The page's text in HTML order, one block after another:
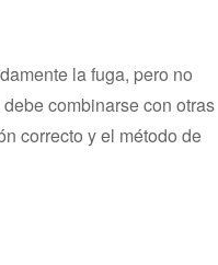
la fuga, pero no
combinarse con otras
correcto y el método de